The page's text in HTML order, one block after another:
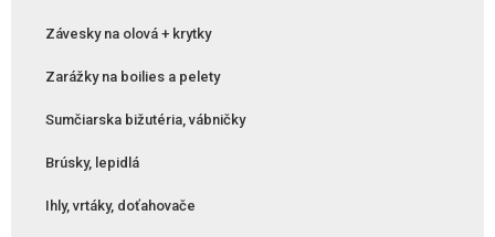
Závesky na olová + krytky
Zarážky na boilies a pelety
Sumčiarska bižutéria, vábničky
Brúsky, lepidlá
Ihly, vrtáky, doťahovače